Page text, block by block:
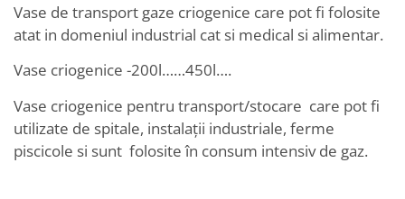
Vase de transport gaze criogenice care pot fi folosite
atat in domeniul industrial cat si medical si alimentar.
Vase criogenice -200l……450l….
Vase criogenice pentru transport/stocare care pot fi
utilizate de spitale, instalații industriale, ferme
piscicole si sunt folosite în consum intensiv de gaz.